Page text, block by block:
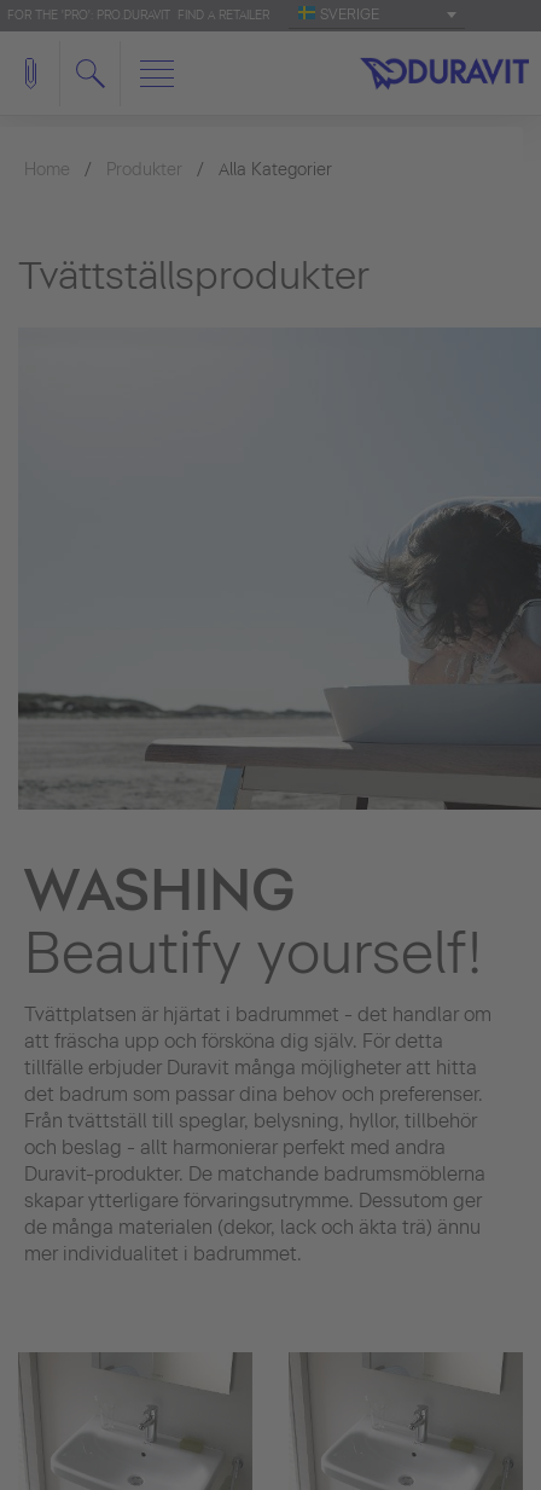
FOR THE 'PRO': PRO.DURAVIT FIND A RETAILER SVERIGE
Home Produkter Alla Kategorier
Tvättställsprodukter
WASHING
Beautify yourself!
Tvättplatsen är hjärtat i badrummet - det handlar om
att fräscha upp och försköna dig själv. För detta
tillfälle erbjuder Duravit många möjligheter att hitta
det badrum som passar dina behov och preferenser.
Från tvättställ till speglar, belysning, hyllor, tillbehör
och beslag - allt harmonierar perfekt med andra
Duravit-produkter. De matchande badrumsmöblerna
skapar ytterligare förvaringsutrymme. Dessutom ger
de många materialen (dekor, lack och äkta trä) ännu
mer individualitet i badrummet.